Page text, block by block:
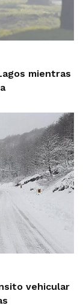
mientras
vehicular